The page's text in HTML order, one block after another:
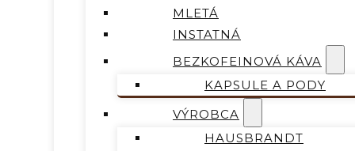
MLETÁ
INSTATNÁ
BEZKOFEINOVÁ KÁVA
KAPSULE A PODY
VÝROBCA
HAUSBRANDT